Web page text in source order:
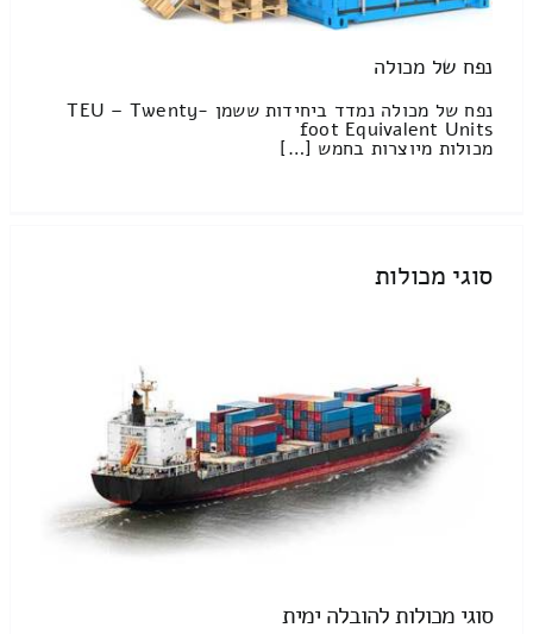
נפח של מכולה
נפח של מכולה נמדד ביחידות ששמן TEU – Twenty-
foot Equivalent Units
מכולות מיוצרות בחמש […]
סוגי מכולות
סוגי מכולות להובלה ימית